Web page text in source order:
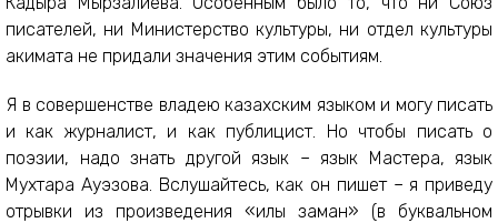
писателей, ни Министерство культуры, ни отдел культуры
акимата не придали значения этим событиям.
Я в совершенстве владею казахским языком и могу писать
и как журналист, и как публицист. Но чтобы писать о
поэзии, надо знать другой язык – язык Мастера, язык
Мухтара Ауэзова. Вслушайтесь, как он пишет – я приведу
отрывки из произведения «Қилы заман» (в буквальном